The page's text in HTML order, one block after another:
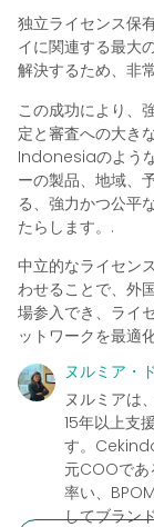
独立ライセンス保
イに関連する最大
解決するため、非
この成功により、
定と審査への大
Indonesiaのよう
ーの製品、地域、
る、強力かつ公平
たらします。.
中立的なライセン
わせることで、外
場参入でき、ライ
ットワークを最適
ヌルミア・
ヌルミアは
15年以上支
す。
元COOであ
率い、
してブラン